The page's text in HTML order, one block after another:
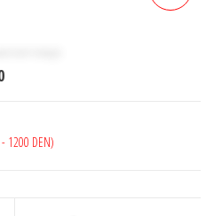
1200 DEN)